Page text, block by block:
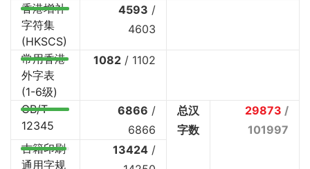
香港增补
字符集
(HKSCS)
4593 /
4603
常用香港
外字表
(1-6级)
1082 / 1102
GB/T
12345
6866 /
6866
总汉
字数
29873 /
101997
古籍印刷
通用字规
13424 /